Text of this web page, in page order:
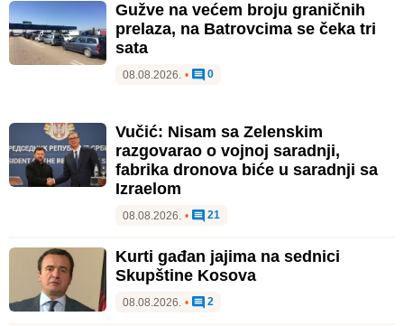
Gužve na većem broju graničnih
prelaza, na Batrovcima se čeka tri
sata
08.08.2026. • 0
Vučić: Nisam sa Zelenskim
razgovarao o vojnoj saradnji,
fabrika dronova biće u saradnji sa
Izraelom
08.08.2026. • 21
Kurti gađan jajima na sednici
Skupštine Kosova
08.08.2026. • 2